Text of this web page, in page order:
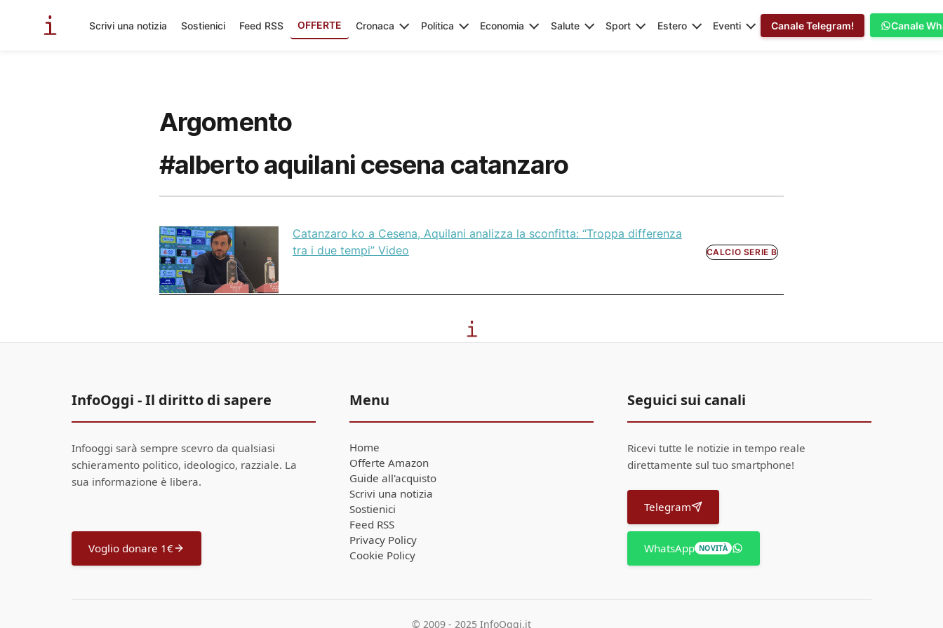
Scrivi una notizia Sostienici Feed RSS OFFERTE Cronaca Politica Economia Salute Sport Estero Eventi Canale Telegram! Canale
Argomento
#alberto aquilani cesena catanzaro
Catanzaro ko a Cesena, Aquilani analizza la sconfitta: “Troppa differenza
tra i due tempi” Video
CALCIO SERIE B
InfoOggi - Il diritto di sapere
Infooggi sarà sempre scevro da qualsiasi
schieramento politico, ideologico, razziale. La
sua informazione è libera.
Voglio donare 1€
Menu
Home
Offerte Amazon
Guide all'acquisto
Scrivi una notizia
Sostienici
Feed RSS
Privacy Policy
Cookie Policy
Seguici sui canali
Ricevi tutte le notizie in tempo reale
direttamente sul tuo smartphone!
Telegram
WhatsApp NOVITÀ
© 2009 - 2025 InfoOggi.it